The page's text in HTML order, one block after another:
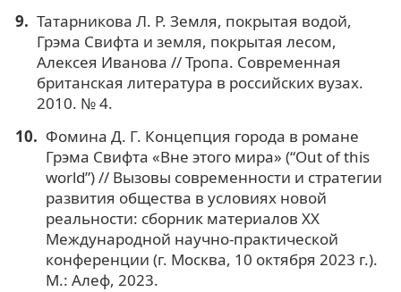
Татарникова Л. Р. Земля, покрытая водой,
Грэма Свифта и земля, покрытая лесом,
Алексея Иванова // Тропа. Современная
британская литература в российских вузах.
2010. № 4.
Фомина Д. Г. Концепция города в романе
Грэма Свифта «Вне этого мира» (“Out of this
world”) // Вызовы современности и стратегии
развития общества в условиях новой
реальности: сборник материалов XX
Международной научно-практической
конференции (г. Москва, 10 октября 2023 г.).
М.: Алеф, 2023.